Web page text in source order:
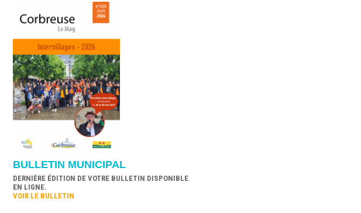
BULLETIN MUNICIPAL
DERNIÈRE ÉDITION DE VOTRE BULLETIN DISPONIBLE
EN LIGNE.
VOIR LE BULLETIN